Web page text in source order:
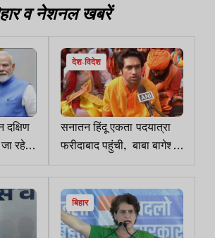
व नेशनल खबरें
रहे,
स्वयंभू
देश-विदेश
सनातन हिंदू एकता पदयात्रा
फरीदाबाद पहुंची, बाबा बागेश्वर
ने कहा, हिंदू जाग रहा है, देश
जातिवाद से मुक्त होगा
बिहार